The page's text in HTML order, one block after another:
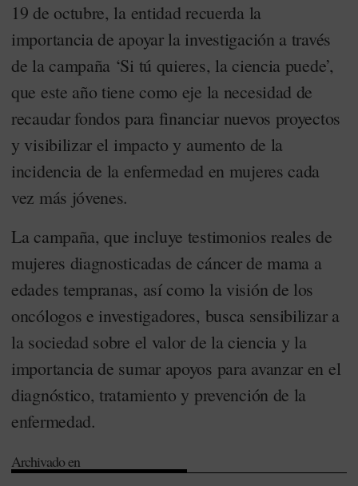
19 de octubre, la entidad recuerda la
importancia de apoyar la investigación a través
de la campaña ‘Si tú quieres, la ciencia puede’,
que este año tiene como eje la necesidad de
recaudar fondos para financiar nuevos proyectos
y visibilizar el impacto y aumento de la
incidencia de la enfermedad en mujeres cada
vez más jóvenes.
La campaña, que incluye testimonios reales de
mujeres diagnosticadas de cáncer de mama a
edades tempranas, así como la visión de los
oncólogos e investigadores, busca sensibilizar a
la sociedad sobre el valor de la ciencia y la
importancia de sumar apoyos para avanzar en el
diagnóstico, tratamiento y prevención de la
enfermedad.
Archivado en